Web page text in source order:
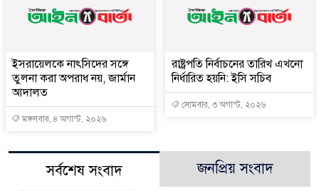
ইসরায়েলকে নাৎসিদের সঙ্গে
তুলনা করা অপরাধ নয়, জার্মান
আদালত
মঙ্গলবার, ৪ অগাস্ট, ২০২৬
রাষ্ট্রপতি নির্বাচনের তারিখ এখনো
নির্ধারিত হয়নি: ইসি সচিব
সোমবার, ৩ অগাস্ট, ২০২৬
সর্বশেষ সংবাদ জনপ্রিয় সংবাদ